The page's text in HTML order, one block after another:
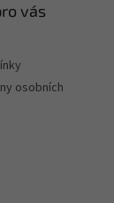
vás
osobních